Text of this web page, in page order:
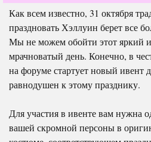
Как всем известно, 31 октября
праздновать Хэллуин берет все
Мы не можем обойти этот яркий
мрачноватый день. Конечно, в
на форуме стартует новый ивент
равнодушен к этому празднику.
Для участия в ивенте вам нужна
вашей скромной персоны в